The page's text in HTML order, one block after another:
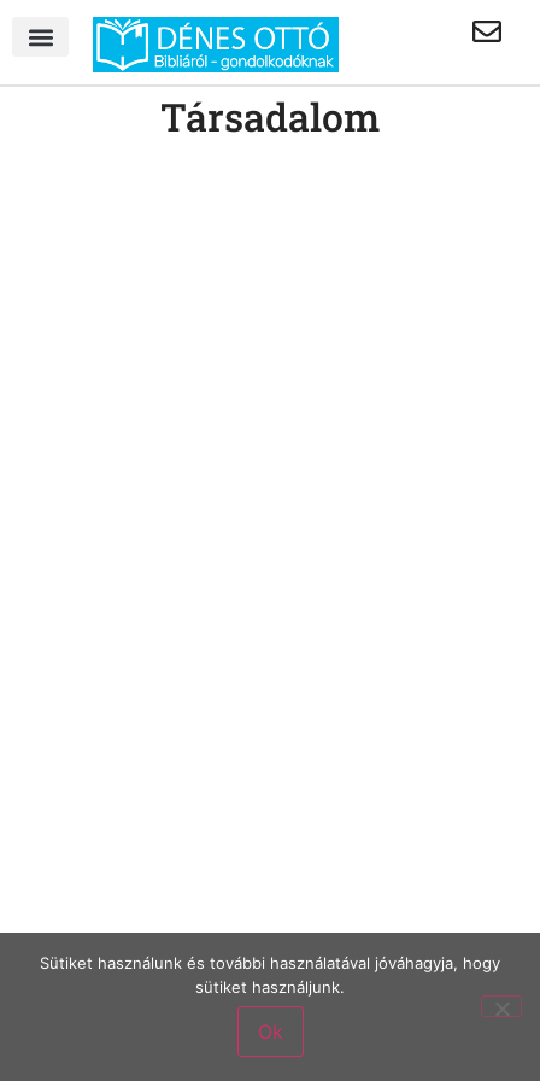
Társadalom
Sütiket használunk és további használatával jóváhagyja, hogy
sütiket használjunk.
Ok